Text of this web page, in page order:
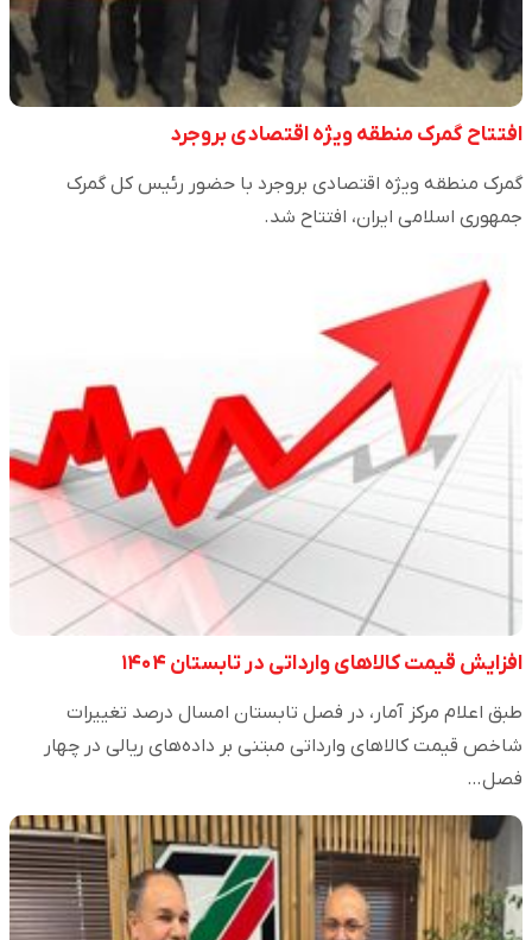
افتتاح گمرک منطقه ویژه اقتصادی بروجرد
گمرک منطقه ویژه اقتصادی بروجرد با حضور رئیس کل گمرک
جمهوری اسلامی ایران، افتتاح شد.
افزایش قیمت کالاهای وارداتی در تابستان ۱۴۰۴
طبق اعلام مرکز آمار، در فصل تابستان امسال درصد تغییرات
شاخص قیمت کالاهای وارداتی مبتنی بر داده‌های ریالی در چهار
فصل…